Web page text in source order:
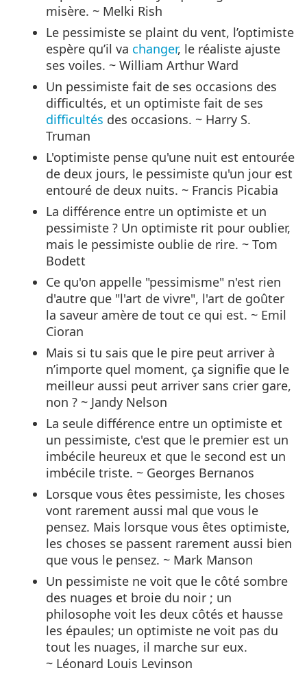
misère. ~ Melki Rish
Le pessimiste se plaint du vent, l’optimiste
espère qu’il va changer, le réaliste ajuste
ses voiles. ~ William Arthur Ward
Un pessimiste fait de ses occasions des
difficultés, et un optimiste fait de ses
difficultés des occasions. ~ Harry S.
Truman
L'optimiste pense qu'une nuit est entourée
de deux jours, le pessimiste qu'un jour est
entouré de deux nuits. ~ Francis Picabia
La différence entre un optimiste et un
pessimiste ? Un optimiste rit pour oublier,
mais le pessimiste oublie de rire. ~ Tom
Bodett
Ce qu'on appelle "pessimisme" n'est rien
d'autre que "l'art de vivre", l'art de goûter
la saveur amère de tout ce qui est. ~ Emil
Cioran
Mais si tu sais que le pire peut arriver à
n’importe quel moment, ça signifie que le
meilleur aussi peut arriver sans crier gare,
non ? ~ Jandy Nelson
La seule différence entre un optimiste et
un pessimiste, c'est que le premier est un
imbécile heureux et que le second est un
imbécile triste. ~ Georges Bernanos
Lorsque vous êtes pessimiste, les choses
vont rarement aussi mal que vous le
pensez. Mais lorsque vous êtes optimiste,
les choses se passent rarement aussi bien
que vous le pensez. ~ Mark Manson
Un pessimiste ne voit que le côté sombre
des nuages et broie du noir ; un
philosophe voit les deux côtés et hausse
les épaules; un optimiste ne voit pas du
tout les nuages, il marche sur eux.
~ Léonard Louis Levinson